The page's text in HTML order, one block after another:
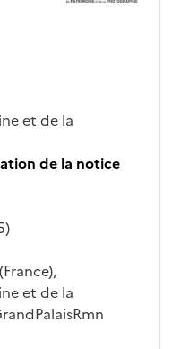
et de la
de la notice
et de la